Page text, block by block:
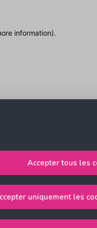
Accepter tous les
uniquement les
information).